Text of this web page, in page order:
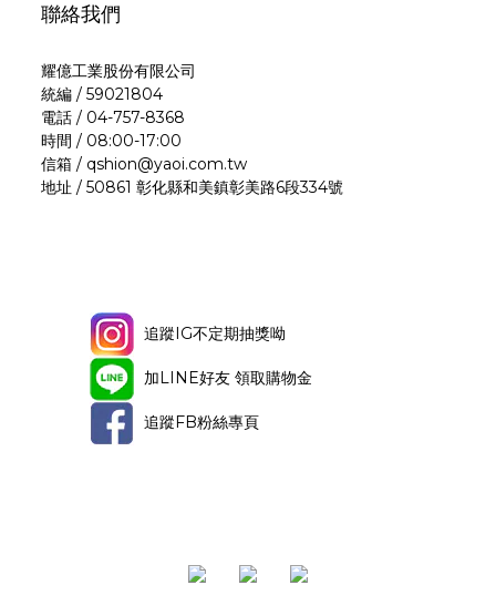
聯絡我們
耀億工業股份有限公司
統編 / 59021804
電話 / 04-757-8368
時間 / 08:00-17:00
信箱 / qshion@yaoi.com.tw
地址 / 50861 彰化縣和美鎮彰美路6段334號
追蹤IG不定期抽獎呦
加LINE好友 領取購物金
追蹤FB粉絲專頁